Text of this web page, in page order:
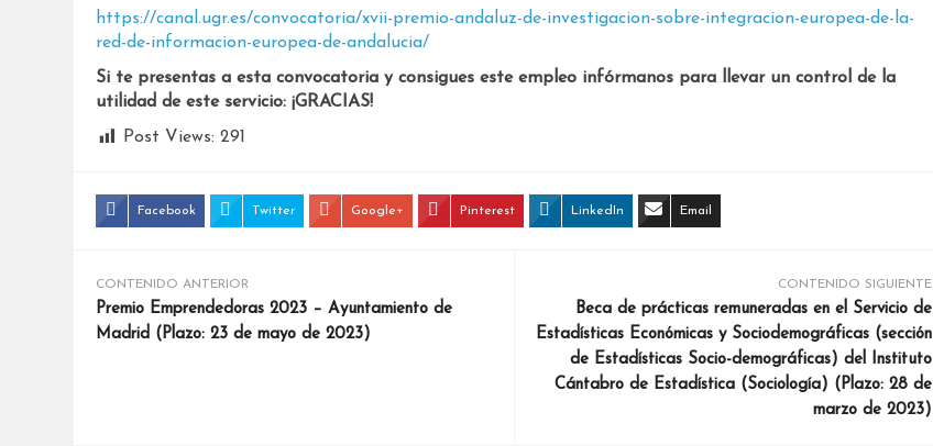
https://canal.ugr.es/convocatoria/xvii-premio-andaluz-de-investigacion-sobre-integracion-europea-de-la-
red-de-informacion-europea-de-andalucia/
Si te presentas a esta convocatoria y consigues este empleo infórmanos para llevar un control de la
utilidad de este servicio: ¡GRACIAS!
Post Views: 291
Facebook Twitter Google+ Pinterest LinkedIn Email
CONTENIDO ANTERIOR
Premio Emprendedoras 2023 – Ayuntamiento de
Madrid (Plazo: 23 de mayo de 2023)
CONTENIDO SIGUIENTE
Beca de prácticas remuneradas en el Servicio de
Estadísticas Económicas y Sociodemográficas (sección
de Estadísticas Socio-demográficas) del Instituto
Cántabro de Estadística (Sociología) (Plazo: 28 de
marzo de 2023)